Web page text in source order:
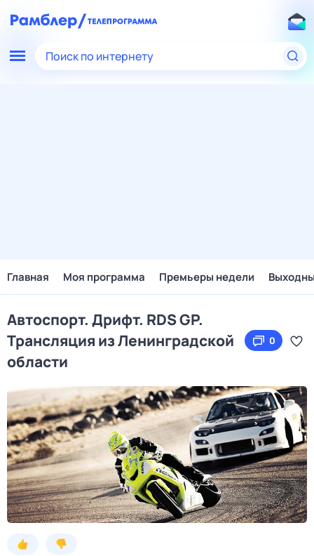
Поиск по интернету
Главная Моя программа Премьеры недели
Автоспорт. Дрифт. RDS GP.
Трансляция из Ленинградской
области
0